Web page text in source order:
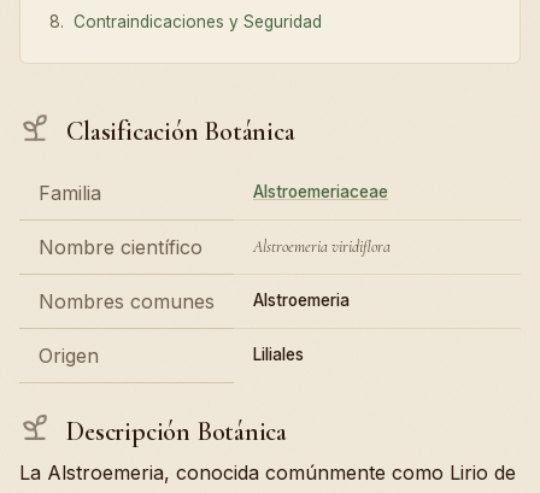
Contraindicaciones y Seguridad
Clasificación Botánica
Familia Alstroemeriaceae
Nombre científico Alstroemeria viridiflora
Nombres comunes Alstroemeria
Origen Liliales
Descripción Botánica
La Alstroemeria, conocida comúnmente como Lirio de